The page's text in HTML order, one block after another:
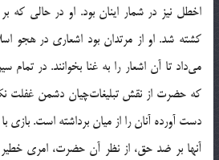
اخطل نیز در شمار اینان بود. او در حالی كه
كشته شد. او از مرتدان بود اشعاری در هجو
می‌داد تا آن اشعار را به غنا بخوانند. در تمام
كه حضرت از نقش تبلیغات‌چیان دشمن غفلت
دست آورده آنان را از میان برداشته است.
آنها بر ضد حق، از نظر آن حضرت، امری